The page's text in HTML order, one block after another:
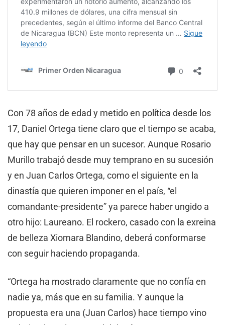
Con 78 años de edad y metido en política desde los
17, Daniel Ortega tiene claro que el tiempo se acaba,
que hay que pensar en un sucesor. Aunque Rosario
Murillo trabajó desde muy temprano en su sucesión
y en Juan Carlos Ortega, como el siguiente en la
dinastía que quieren imponer en el país, “el
comandante-presidente” ya parece haber ungido a
otro hijo: Laureano. El rockero, casado con la exreina
de belleza Xiomara Blandino, deberá conformarse
con seguir haciendo propaganda.
“Ortega ha mostrado claramente que no confía en
nadie ya, más que en su familia. Y aunque la
propuesta era una (Juan Carlos) hace tiempo vino